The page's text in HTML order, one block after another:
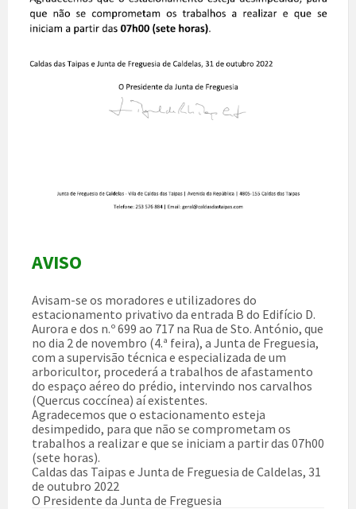
AVISO
Avisam-se os moradores e utilizadores do
estacionamento privativo da entrada B do Edifício D.
Aurora e dos n.º 699 ao 717 na Rua de Sto. António, que
no dia 2 de novembro (4.ª feira), a Junta de Freguesia,
com a supervisão técnica e especializada de um
arboricultor, procederá a trabalhos de afastamento
do espaço aéreo do prédio, intervindo nos carvalhos
(Quercus coccínea) aí existentes.
Agradecemos que o estacionamento esteja
desimpedido, para que não se comprometam os
trabalhos a realizar e que se iniciam a partir das 07h00
(sete horas).
Caldas das Taipas e Junta de Freguesia de Caldelas, 31
de outubro 2022
O Presidente da Junta de Freguesia